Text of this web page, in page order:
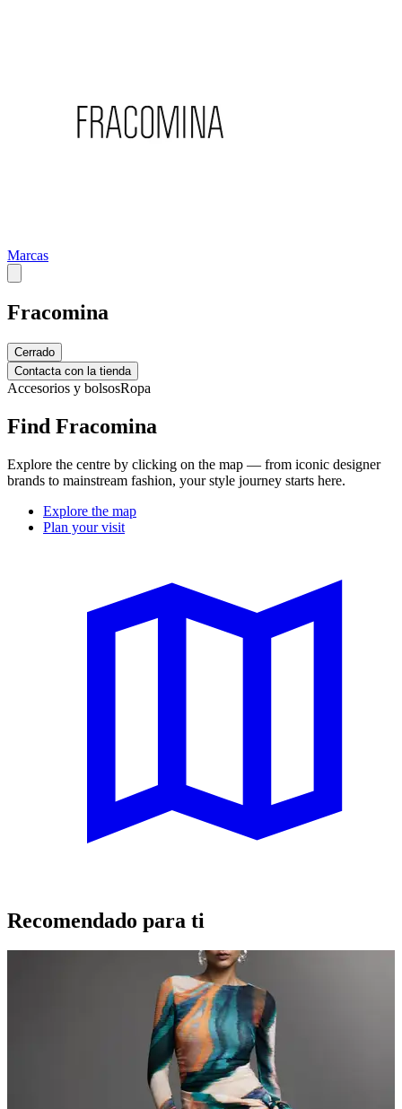
Marcas
Fracomina
Cerrado
Contacta con la tienda
Accesorios y bolsosRopa
Find Fracomina
Explore the centre by clicking on the map — from iconic designer
brands to mainstream fashion, your style journey starts here.
Explore the map
Plan your visit
Recomendado para ti